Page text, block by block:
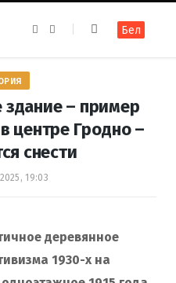
e
k
t
a
m
Бел
здание – пример
центре Гродно –
снести
19:03
деревянное
1930-х на